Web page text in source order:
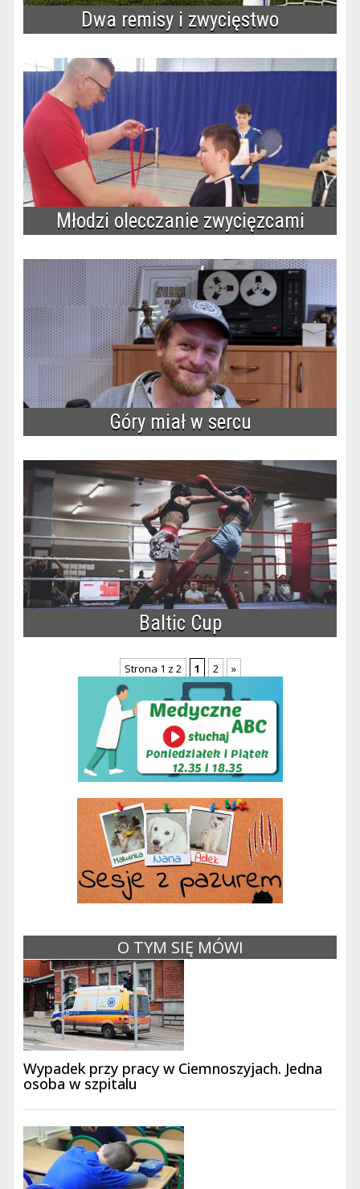
Dwa remisy i zwycięstwo
Młodzi olecczanie zwycięzcami
Góry miał w sercu
Baltic Cup
Strona 1 z 2 1 2 »
O TYM SIĘ MÓWI
Wypadek przy pracy w Ciemnoszyjach. Jedna
osoba w szpitalu